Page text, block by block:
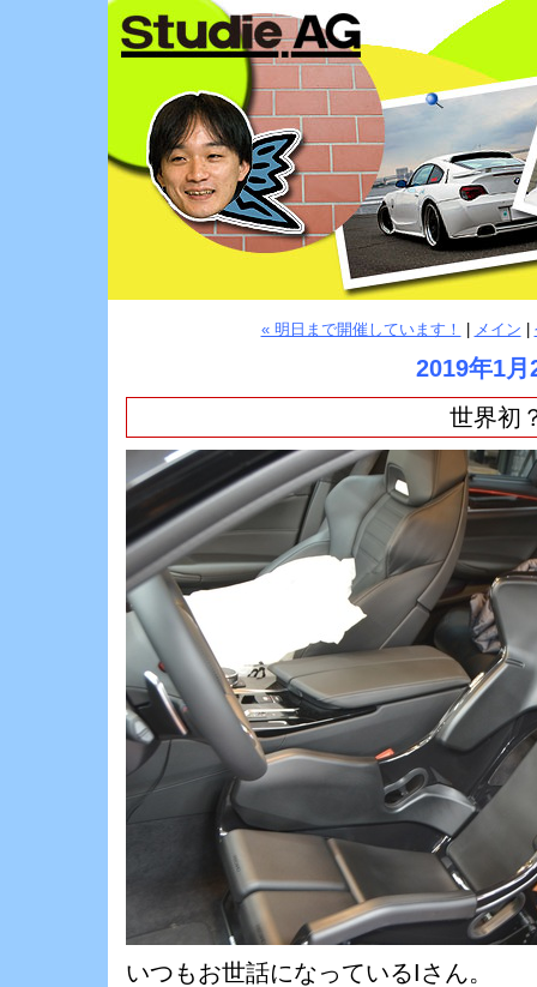
« 明日まで開催しています！ メイン
2019年1月
世界初
いつもお世話になっているIさん。